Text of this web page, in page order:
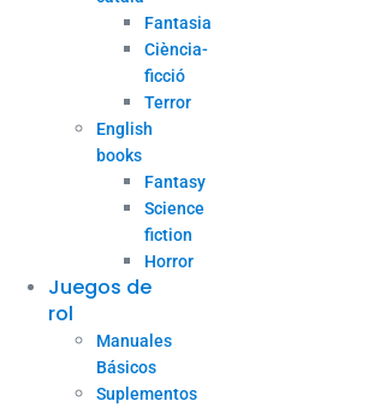
Fantasia
Ciència-
ficció
Terror
English
books
Fantasy
Science
fiction
Horror
Juegos de
rol
Manuales
Básicos
Suplementos